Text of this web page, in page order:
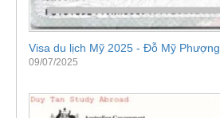
Visa du lịch Mỹ 2025 - Đỗ Mỹ Phượng
09/07/2025